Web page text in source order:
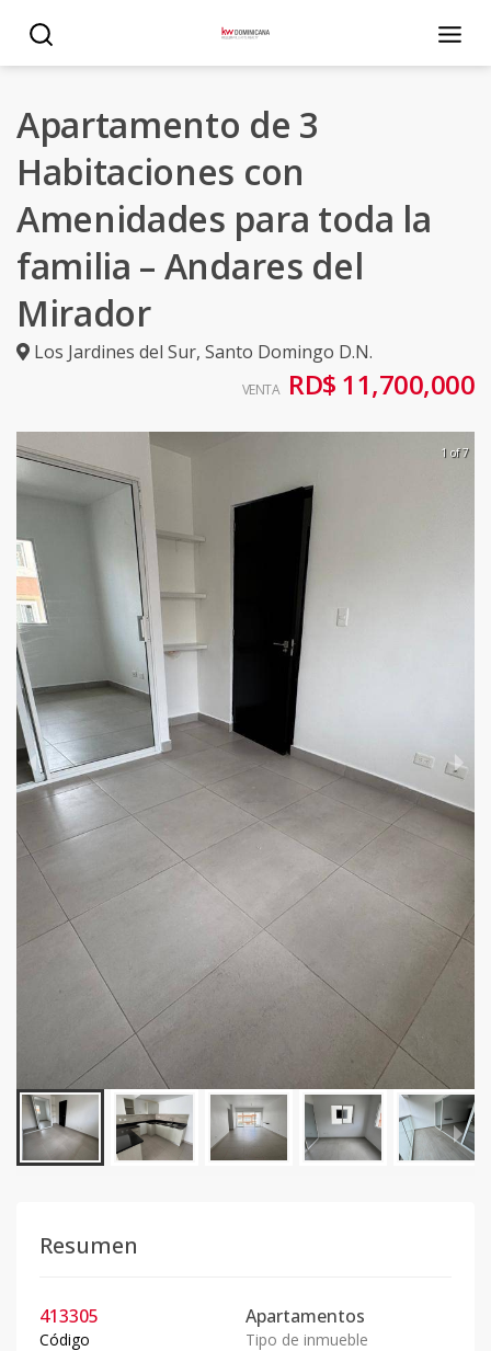
Apartamento de 3
Habitaciones con
Amenidades para toda la
familia – Andares del
Mirador
Los Jardines del Sur, Santo Domingo D.N.
VENTA RD$ 11,700,000
1 of 7
Resumen
413305
Código
Apartamentos
Tipo de inmueble